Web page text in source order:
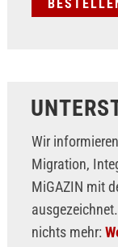
Wir
Migration,
MiGAZIN mit
nichts mehr: